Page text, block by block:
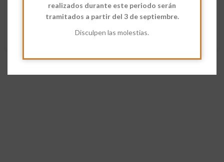
realizados durante este periodo serán
tramitados a partir del 3 de septiembre.
Disculpen las molestias.
Arroz y Coco. En los últimos años, las leches vegetales se
han vuelto muy po...
SEGUIR LEYENDO